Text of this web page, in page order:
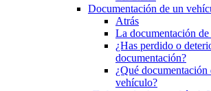
Documentación de un
Atrás
La documentación
¿Has perdido o
documentación?
¿Qué documentación
vehículo?